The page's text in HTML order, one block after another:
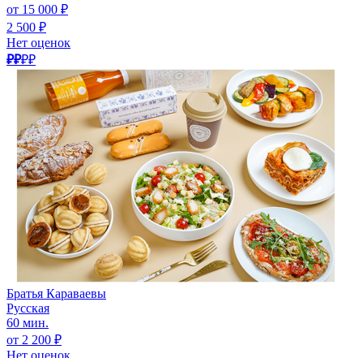
от 15 000 ₽
2 500 ₽
Нет оценок
₽₽₽₽
Братья Караваевы
Русская
60 мин.
от 2 200 ₽
Нет оценок